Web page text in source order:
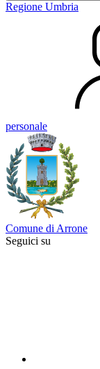
Regione Umbria
personale
Comune di Arrone
Seguici su